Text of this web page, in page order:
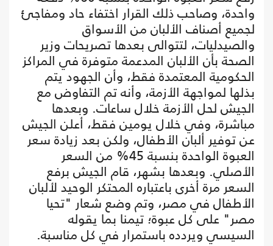
واحدة، وصاحب ذلك القرار اختفاء حاد ومفاجئ
لجميع أصناف الألبان من الأسواق
والصيدليات، لتتوالى بعدها تصريحات وزير
الصحة بأن الألبان المدعمة متوفرة في المراكز
الحكومية المعتمدة فقط، وأن الجهود يتم
بذلها لمواجهة الأزمة، وأنه تم التفاوض مع
الجيش لحل الأزمة خلال ساعات. وبعدها
مباشرة، وفي خلال يومين فقط، أعلن الجيش
عن توفير ألبان الأطفال، ولكن بعد زيادة سعر
العبوة الواحدة بنسبة 45% من السعر
الأصلي. وبعدها بشهر، قام الجيش برفع
السعر مرة أخرى باعتباره المحتكر الوحيد لألبان
الأطفال في مصر، وتم وضع شعار "تحيا
مصر" على كل عبوة؛ تيمنا بما يقوله
السيسي ويردده باستمرار في كل مناسبة.